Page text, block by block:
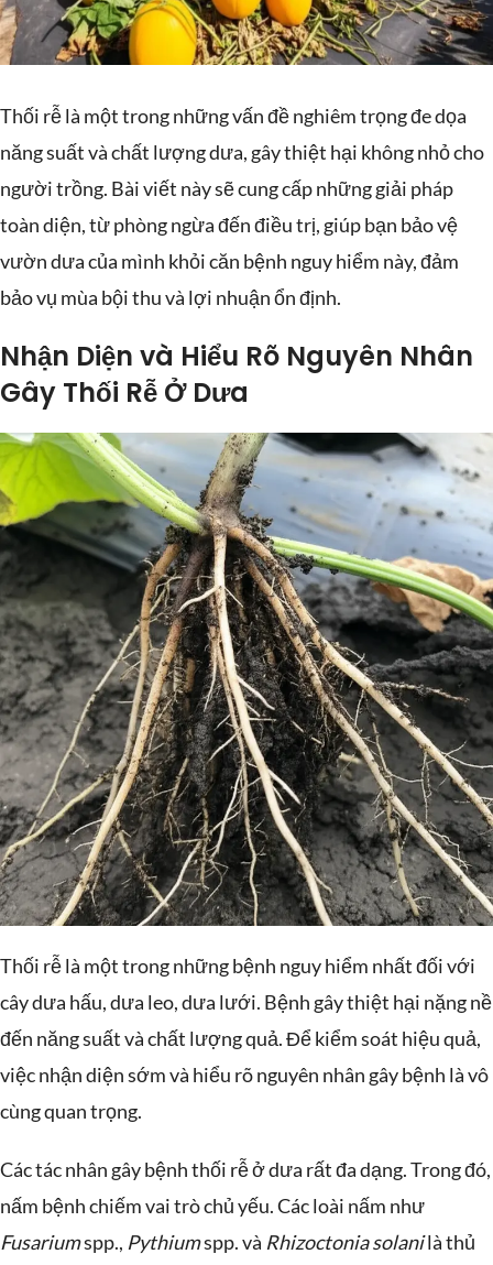
Thối rễ là một trong những vấn đề nghiêm trọng đe dọa
năng suất và chất lượng dưa, gây thiệt hại không nhỏ cho
người trồng. Bài viết này sẽ cung cấp những giải pháp
toàn diện, từ phòng ngừa đến điều trị, giúp bạn bảo vệ
vườn dưa của mình khỏi căn bệnh nguy hiểm này, đảm
bảo vụ mùa bội thu và lợi nhuận ổn định.
Nhận Diện và Hiểu Rõ Nguyên Nhân
Gây Thối Rễ Ở Dưa
Thối rễ là một trong những bệnh nguy hiểm nhất đối với
cây dưa hấu, dưa leo, dưa lưới. Bệnh gây thiệt hại nặng nề
đến năng suất và chất lượng quả. Để kiểm soát hiệu quả,
việc nhận diện sớm và hiểu rõ nguyên nhân gây bệnh là vô
cùng quan trọng.
Các tác nhân gây bệnh thối rễ ở dưa rất đa dạng. Trong đó,
nấm bệnh chiếm vai trò chủ yếu. Các loài nấm như
Fusariumspp., Pythiumspp. và Rhizoctonia solanilà thủ